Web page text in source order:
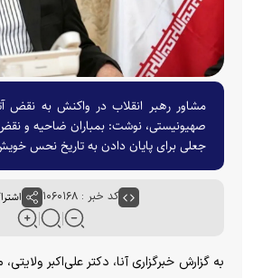
مشاور رهبر انقلاب در واکنش به
صهیونیستی، نوشت: بمباران ضاحیه و
جعلی برای پایان دادن به تاریخ نحس
کد خبر : ۱۰۶۰۱۶۸
به گزارش خبرگزاری آنا، دکتر علی‌اکبر